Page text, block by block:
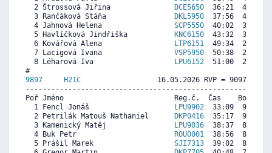
  2 Štrossová Jiřina
DCE5650
36:21  4210
  3 Rančáková Stáňa
DKL5950
37:56  4016
  4 Jahnová Helena
SCP5550
40:02  3758
  5 Havlíčková Jindřiška
KNC6150
43:32  3329
  6 Kovářová Alena
LTP6151
49:34  2590
  7 Lacigová Ivana
VSP5950
50:38  2459
  8 Léharová Iva
LPU6152
51:00  2414
9897
H21C
16.05.2026 RVP = 9097/
Poř Jméno                          Reg.č.  Čas    Body
  1 Fencl Jonáš
LPU9902
33:09  9742
  2 Petrilák Matouš Nathaniel
DKP0416
35:17  9198
  3 Kamenický Matěj
LPU9036
38:37  8349
  4 Buk Petr
ROU0001
38:56  8268
  5 Prášil Marek
SJI7313
39:02  8243